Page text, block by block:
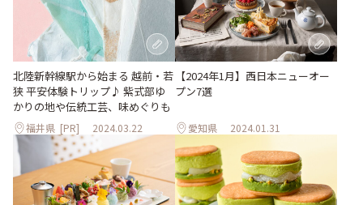
北陸新幹線駅から始まる 越前・若
狭 平安体験トリップ♪ 紫式部ゆ
かりの地や伝統工芸、味めぐりも
福井県 [PR] 2024.03.22
【2024年1月】西日本ニューオー
プン7選
愛知県 2024.01.31